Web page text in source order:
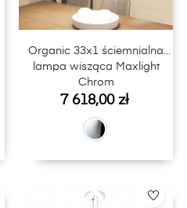
Organic 33x1 ściemnialna
lampa wisząca Maxlight
Chrom
Cena
7 618,00 zł